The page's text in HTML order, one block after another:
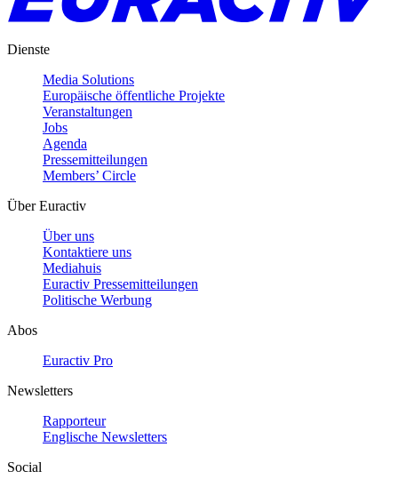
Dienste
Media Solutions
Europäische öffentliche Projekte
Veranstaltungen
Jobs
Agenda
Pressemitteilungen
Members’ Circle
Über Euractiv
Über uns
Kontaktiere uns
Mediahuis
Euractiv Pressemitteilungen
Politische Werbung
Abos
Euractiv Pro
Newsletters
Rapporteur
Englische Newsletters
Social